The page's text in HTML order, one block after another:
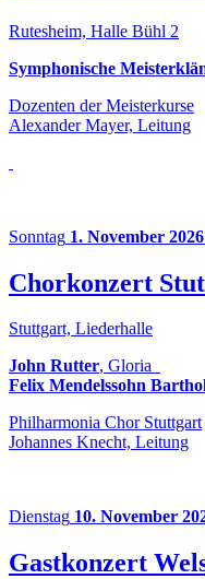
Rutesheim, Halle Bühl 2
Symphonische
Dozenten der Meisterkurse
Alexander Mayer, Leitung
Sonntag 1. November 2026
Chorkonzert
Stuttgart, Liederhalle
John Rutter, Gloria
Felix Mendelssohn
Philharmonia Chor Stuttgart
Johannes Knecht, Leitung
Dienstag 10. November
Gastkonzert